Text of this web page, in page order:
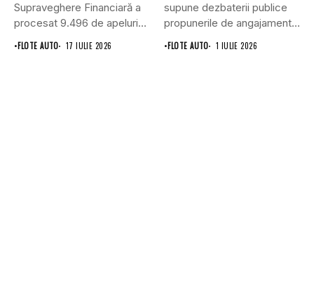
Supraveghere Financiară a
procesat 9.496 de apeluri
primite...
•FLOTE AUTO 17 IULIE 2026
supune dezbaterii publice
propunerile de angajamente
formulate de Allianz-Ţiriac
•FLOTE AUTO 1 IULIE 2026